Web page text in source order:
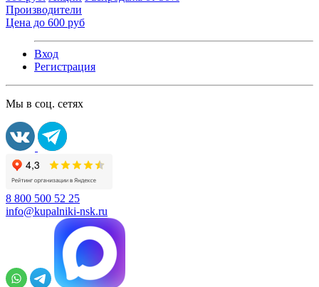
Производители
Цена до 600 руб
Вход
Регистрация
Мы в соц. сетях
8 800 500 52 25
info@kupalniki-nsk.ru